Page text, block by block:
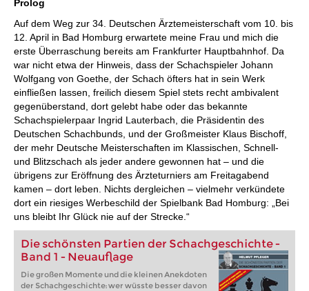
Prolog
Auf dem Weg zur 34. Deutschen Ärztemeisterschaft vom 10. bis
12. April in Bad Homburg erwartete meine Frau und mich die
erste Überraschung bereits am Frankfurter Hauptbahnhof. Da
war nicht etwa der Hinweis, dass der Schachspieler Johann
Wolfgang von Goethe, der Schach öfters hat in sein Werk
einfließen lassen, freilich diesem Spiel stets recht ambivalent
gegenüberstand, dort gelebt habe oder das bekannte
Schachspielerpaar Ingrid Lauterbach, die Präsidentin des
Deutschen Schachbunds, und der Großmeister Klaus Bischoff,
der mehr Deutsche Meisterschaften im Klassischen, Schnell-
und Blitzschach als jeder andere gewonnen hat – und die
übrigens zur Eröffnung des Ärzteturniers am Freitagabend
kamen – dort leben. Nichts dergleichen – vielmehr verkündete
dort ein riesiges Werbeschild der Spielbank Bad Homburg: „Bei
uns bleibt Ihr Glück nie auf der Strecke.“
Die schönsten Partien der Schachgeschichte -
Band 1 - Neuauflage
Die großen Momente und die kleinen Anekdoten
der Schachgeschichte: wer wüsste besser davon